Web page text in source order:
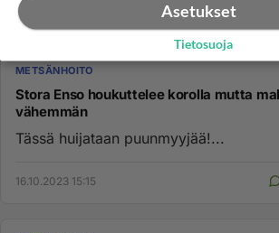
METSÄNHOITO
Stora Enso houkuttelee korolla mutta
vähemmän
Tässä huijataan puunmyyjää!...
16.10.2023 15:15
Asetukset
Tietosuoja